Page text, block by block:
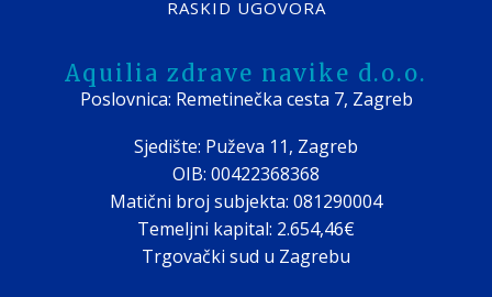
RASKID UGOVORA
Aquilia zdrave navike d.o.o.
Poslovnica: Remetinečka cesta 7, Zagreb
Sjedište: Puževa 11, Zagreb
OIB: 00422368368
Matični broj subjekta: 081290004
Temeljni kapital: 2.654,46€
Trgovački sud u Zagrebu